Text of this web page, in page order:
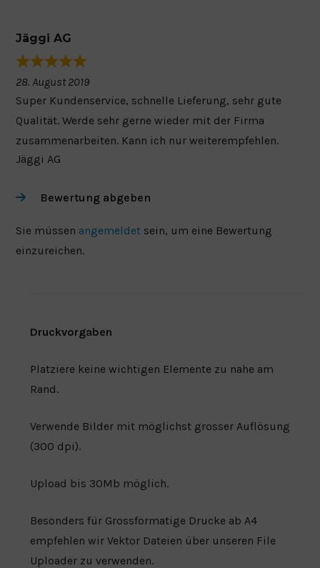
Jäggi AG
28. August 2019
Super Kundenservice, schnelle Lieferung, sehr gute
Qualität. Werde sehr gerne wieder mit der Firma
zusammenarbeiten. Kann ich nur weiterempfehlen.
Jäggi AG
Bewertung abgeben
Sie müssen angemeldet sein, um eine Bewertung
einzureichen.
Druckvorgaben
Platziere keine wichtigen Elemente zu nahe am
Rand.
Verwende Bilder mit möglichst grosser Auflösung
(300 dpi).
Upload bis 30Mb möglich.
Besonders für Grossformatige Drucke ab A4
empfehlen wir Vektor Dateien über unseren File
Uploader zu verwenden.